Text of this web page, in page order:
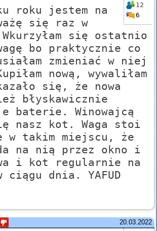
12
6
roku jestem na
się raz w
się ostatnio
bo praktycznie co
zmieniać w niej
nową, wywaliłam
się, że nowa
błyskawicznie
baterie. Winowajcą
nasz kot. Waga stoi
w takim miejscu, że
na nią przez okno i
i kot regularnie na
dnia. YAFUD
20.03.2022